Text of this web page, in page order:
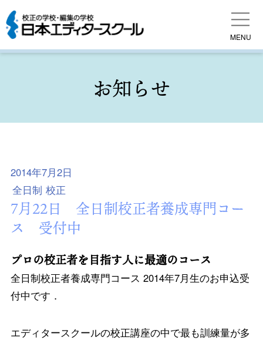
MENU
お知らせ
2014年7月2日
全日制 校正
7月22日 全日制校正者養成専門コー
ス 受付中
プロの校正者を目指す人に最適のコース
全日制校正者養成専門コース 2014年7月生のお申込受
付中です．
エディタースクールの校正講座の中で最も訓練量が多